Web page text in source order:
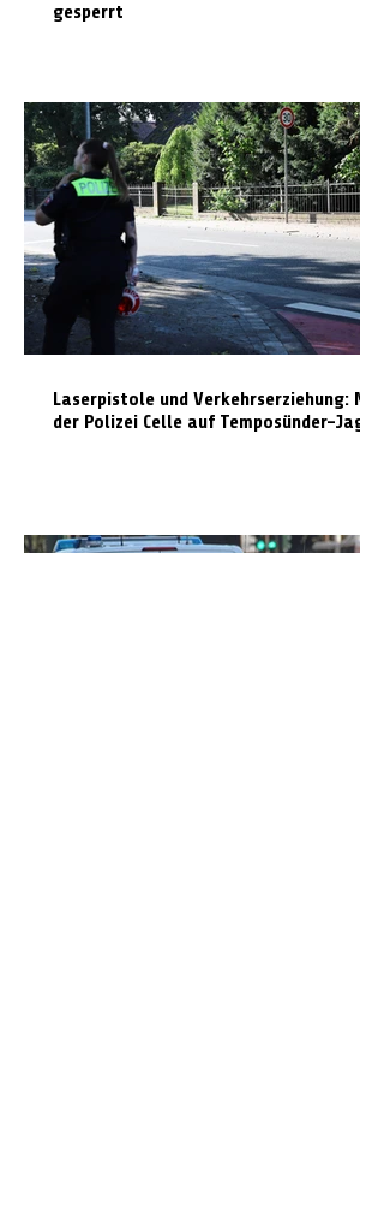
gesperrt
Laserpistole und Verkehrserziehung: Mit
der Polizei Celle auf Temposünder-Jagd